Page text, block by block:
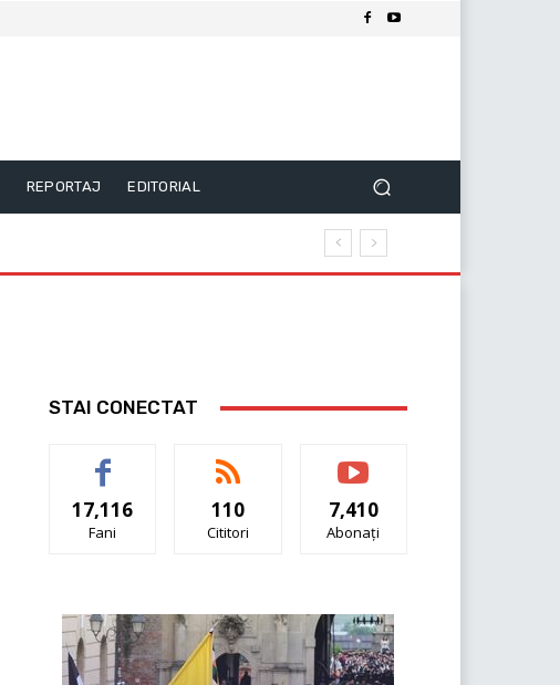
REPORTAJ EDITORIAL
STAI CONECTAT
17,116
Fani
110
Cititori
7,410
Abonați